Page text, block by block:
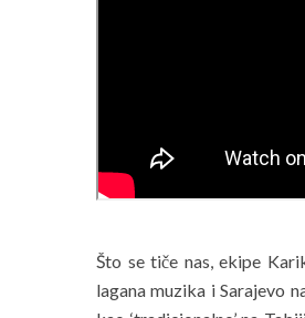
Što se tiče nas, ekipe
lagana muzika i Sarajevo